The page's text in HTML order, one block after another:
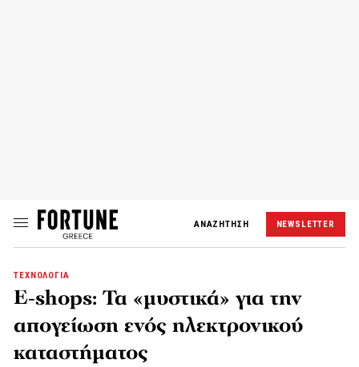
ΑΝΑΖΗΤΗΣΗ NEWSLETTER
ΤΕΧΝΟΛΟΓΙΑ
Ε-shops: Τα «μυστικά» για την
απογείωση ενός ηλεκτρονικού
καταστήματος